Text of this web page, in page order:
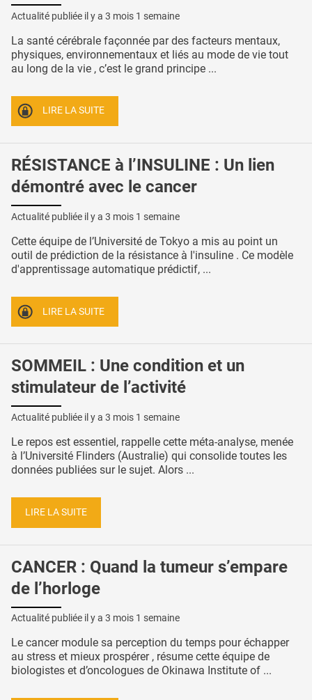
Actualité publiée il y a 3 mois 1 semaine
La santé cérébrale façonnée par des facteurs mentaux,
physiques, environnementaux et liés au mode de vie tout
au long de la vie , c’est le grand principe ...
LIRE LA SUITE
RÉSISTANCE à l’INSULINE : Un lien
démontré avec le cancer
Actualité publiée il y a 3 mois 1 semaine
Cette équipe de l’Université de Tokyo a mis au point un
outil de prédiction de la résistance à l'insuline . Ce modèle
d'apprentissage automatique prédictif, ...
LIRE LA SUITE
SOMMEIL : Une condition et un
stimulateur de l’activité
Actualité publiée il y a 3 mois 1 semaine
Le repos est essentiel, rappelle cette méta-analyse, menée
à l’Université Flinders (Australie) qui consolide toutes les
données publiées sur le sujet. Alors ...
LIRE LA SUITE
CANCER : Quand la tumeur s’empare
de l’horloge
Actualité publiée il y a 3 mois 1 semaine
Le cancer module sa perception du temps pour échapper
au stress et mieux prospérer , résume cette équipe de
biologistes et d’oncologues de Okinawa Institute of ...